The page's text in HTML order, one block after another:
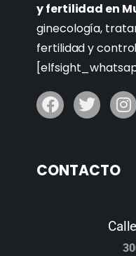
y fertilidad en
ginecología,
fertilidad y
CONTACTO